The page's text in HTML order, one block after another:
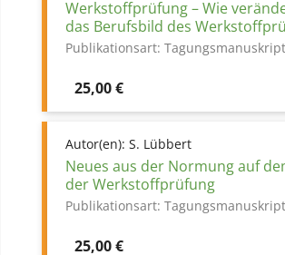
Werkstoffprüfung – Wie
das Berufsbild des
Publikationsart: Tagungsmanuskript
Preis
25,00 €
Autor(en): S. Lübbert
Neues aus der Normung auf
der Werkstoffprüfung
Publikationsart: Tagungsmanuskript
Preis
25,00 €